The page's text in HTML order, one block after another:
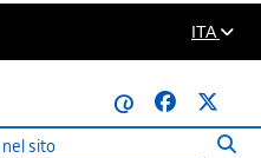
ITA
@